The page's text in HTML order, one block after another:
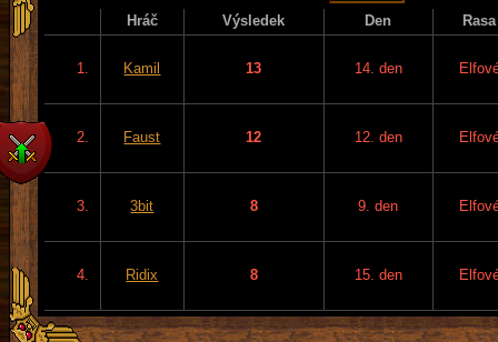
Hráč Výsledek Den Rasa
1. Kamil 13 14. den
2. Faust 12 12. den
3. 3bit 8 9. den
4. Ridix 8 15. den